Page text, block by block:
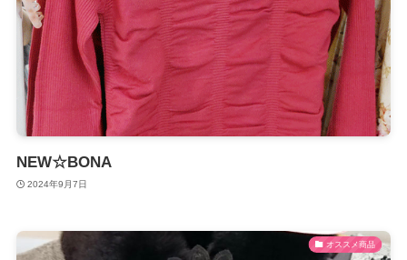
NEW☆BONA
2024年9月7日
オススメ商品